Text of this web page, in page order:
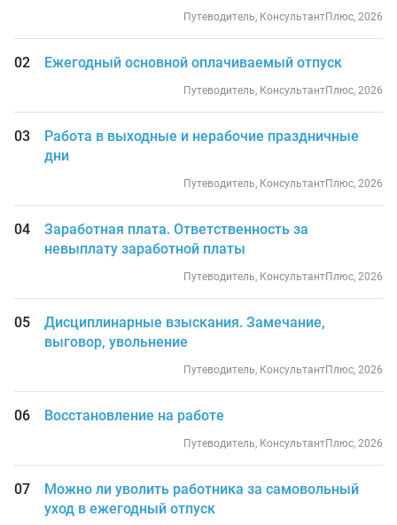
Путеводитель, КонсультантПлюс, 2026
Ежегодный основной оплачиваемый отпуск
Путеводитель, КонсультантПлюс, 2026
Работа в выходные и нерабочие праздничные
дни
Путеводитель, КонсультантПлюс, 2026
Заработная плата. Ответственность за
невыплату заработной платы
Путеводитель, КонсультантПлюс, 2026
Дисциплинарные взыскания. Замечание,
выговор, увольнение
Путеводитель, КонсультантПлюс, 2026
Восстановление на работе
Путеводитель, КонсультантПлюс, 2026
Можно ли уволить работника за самовольный
уход в ежегодный отпуск